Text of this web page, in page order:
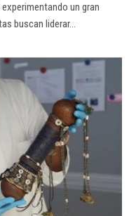
un gran
buscan liderar…